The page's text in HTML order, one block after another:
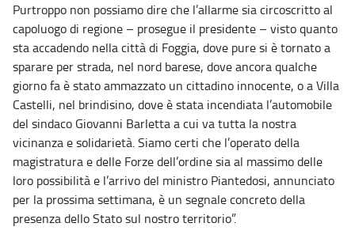
Purtroppo non possiamo dire che l’allarme sia circoscritto al
capoluogo di regione – prosegue il presidente – visto quanto
sta accadendo nella città di Foggia, dove pure si è tornato a
sparare per strada, nel nord barese, dove ancora qualche
giorno fa è stato ammazzato un cittadino innocente, o a Villa
Castelli, nel brindisino, dove è stata incendiata l’automobile
del sindaco Giovanni Barletta a cui va tutta la nostra
vicinanza e solidarietà. Siamo certi che l’operato della
magistratura e delle Forze dell’ordine sia al massimo delle
loro possibilità e l’arrivo del ministro Piantedosi, annunciato
per la prossima settimana, è un segnale concreto della
presenza dello Stato sul nostro territorio”.